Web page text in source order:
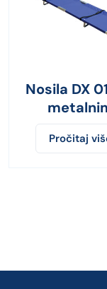
Nosila DX
ramom
Pročitaj